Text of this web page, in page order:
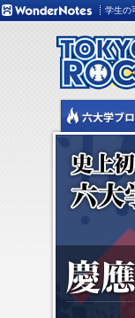
学生の